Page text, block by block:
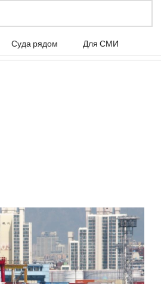
Суда рядом Для СМИ